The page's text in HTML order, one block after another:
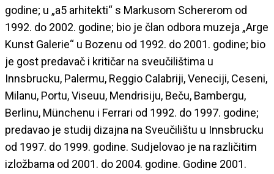
godine; u „a5 arhitekti“ s Markusom Schererom od
1992. do 2002. godine; bio je član odbora muzeja „Arge
Kunst Galerie“ u Bozenu od 1992. do 2001. godine; bio
je gost predavač i kritičar na sveučilištima u
Innsbrucku, Palermu, Reggio Calabriji, Veneciji, Ceseni,
Milanu, Portu, Viseuu, Mendrisiju, Beču, Bambergu,
Berlinu, Münchenu i Ferrari od 1992. do 1997. godine;
predavao je studij dizajna na Sveučilištu u Innsbrucku
od 1997. do 1999. godine. Sudjelovao je na različitim
izložbama od 2001. do 2004. godine. Godine 2001.